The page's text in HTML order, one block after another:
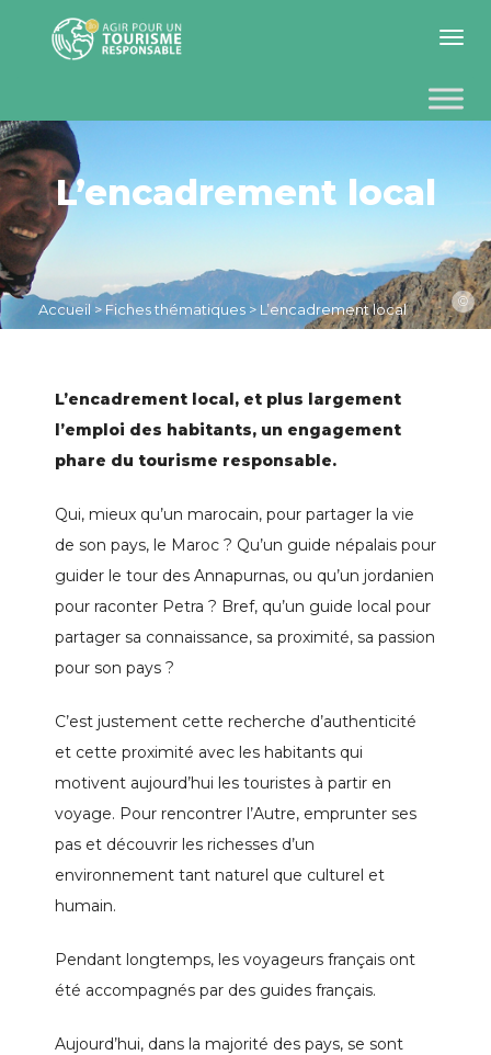
Toggle
L’encadrement local
Accueil> Fiches thématiques > L’encadrement local ©
L’encadrement local, et plus largement
l’emploi des habitants, un engagement
phare du tourisme responsable.
Qui, mieux qu’un marocain, pour partager la vie
de son pays, le Maroc ? Qu’un guide népalais pour
guider le tour des Annapurnas, ou qu’un jordanien
pour raconter Petra ? Bref, qu’un guide local pour
partager sa connaissance, sa proximité, sa passion
pour son pays ?
C’est justement cette recherche d’authenticité
et cette proximité avec les habitants qui
motivent aujourd’hui les touristes à partir en
voyage. Pour rencontrer l’Autre, emprunter ses
pas et découvrir les richesses d’un
environnement tant naturel que culturel et
humain.
Pendant longtemps, les voyageurs français ont
été accompagnés par des guides français.
Aujourd’hui, dans la majorité des pays, se sont